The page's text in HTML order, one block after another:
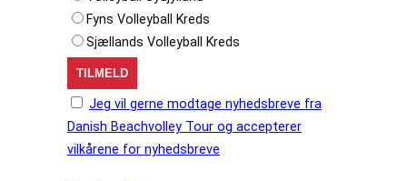
Fyns Volleyball Kreds
Sjællands Volleyball Kreds
Jeg vil gerne modtage nyhedsbreve fra
Danish Beachvolley Tour og accepterer
vilkårene for nyhedsbreve